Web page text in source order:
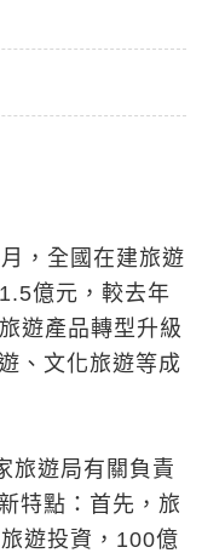
，全國在建旅遊
億元，較去年
遊產品轉型升級
、文化旅遊等成
旅遊局有關負責
特點：首先，旅
遊投資，100億